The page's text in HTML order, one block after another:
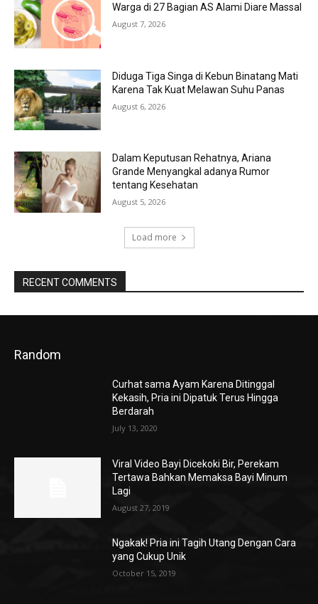
Warga di 27 Bagian AS Alami Diare Massal
August 7, 2026
Diduga Tiga Singa di Kebun Binatang Mati
Karena Tak Kuat Melawan Suhu Panas
August 6, 2026
Dalam Keputusan Rehatnya, Ariana
Grande Menyangkal adanya Rumor
tentang Kesehatan
August 5, 2026
Load more
RECENT COMMENTS
Random
Curhat sama Ayam Karena Ditinggal
Kekasih, Pria ini Dipatuk Terus Hingga
Berdarah
July 13, 2020
Viral Video Bayi Dicekoki Bir, Perekam
Tertawa Bahkan Memaksa Bayi Minum
Lagi
August 27, 2019
Ngakak! Pria ini Tagih Utang Dengan Cara
yang Cukup Unik
October 15, 2019